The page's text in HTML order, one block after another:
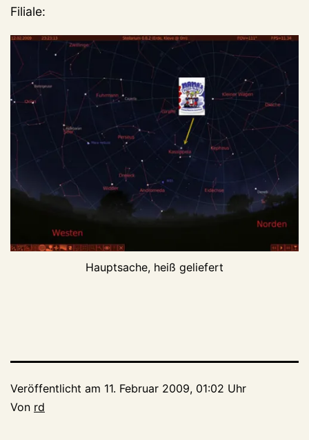
Filiale:
Hauptsache, heiß geliefert
Veröffentlicht am 11. Februar 2009, 01:02 Uhr
Von rd